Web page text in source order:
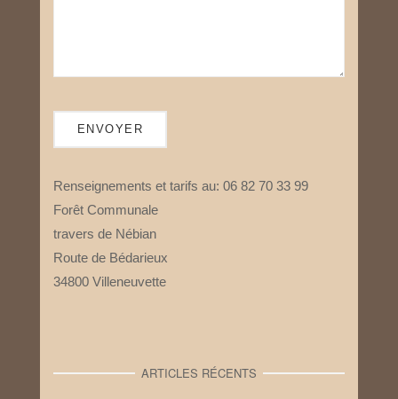
Renseignements et tarifs au: 06 82 70 33 99
Forêt Communale
travers de Nébian
Route de Bédarieux
34800 Villeneuvette
ARTICLES RÉCENTS